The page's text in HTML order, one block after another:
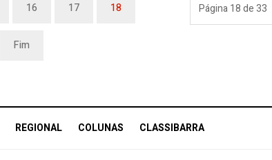
Página 18 de 33
16 17 18
Fim
REGIONAL COLUNAS CLASSIBARRA